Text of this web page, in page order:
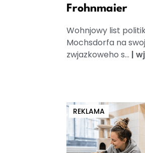
Frohnmaier
Wohnjowy list
Mochsdorfa na
zwjazkoweho s... |
REKLAMA